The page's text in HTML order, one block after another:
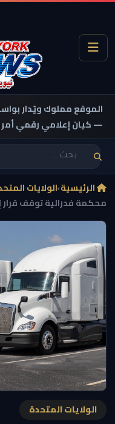
الموقع مملوك ويُدار
— كيان إعلامي رقمي
الرئيسية›الولايات
محكمة فدرالية توقف قرار
الولايات المتحدة